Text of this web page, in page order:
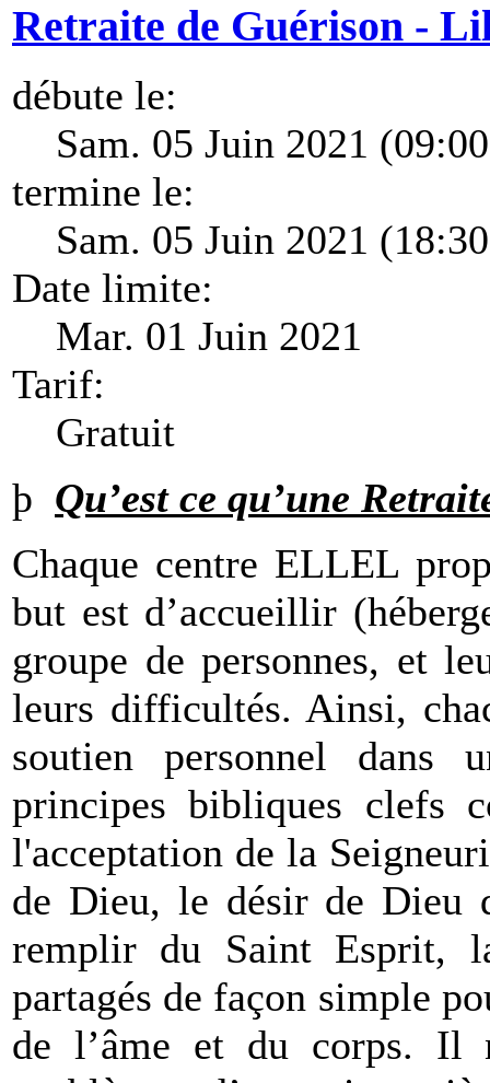
Retraite de Guérison -
débute le:
Sam. 05 Juin 2021
termine le:
Sam. 05 Juin 2021
Date limite:
Mar. 01 Juin 2021
Tarif:
Gratuit
þ Qu’est ce qu’une
Chaque centre ELLEL
but est d’accueillir
groupe de personnes, et
leurs difficultés. Ainsi,
soutien personnel dans
principes bibliques clefs
l'acceptation de la
de Dieu, le désir de Dieu
remplir du Saint Esprit,
partagés de façon simple
de l’âme et du corps. Il